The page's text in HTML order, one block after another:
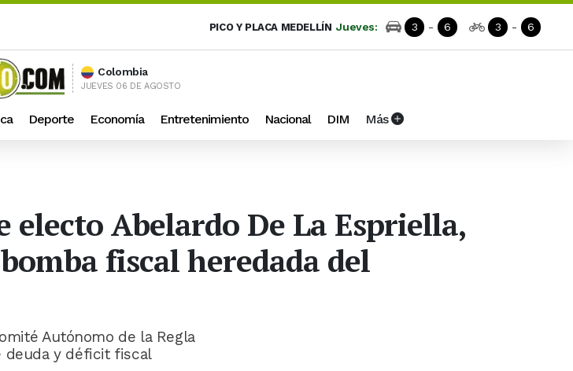
PICO Y PLACA MEDELLÍN Jueves: 3 - 6 3 - 6
Colombia
JUEVES 06 DE AGOSTO
Deporte Economía Entretenimiento Nacional DIM Más
Abelardo De La Espriella,
fiscal heredada del
Autónomo de la Regla
deuda y déficit fiscal